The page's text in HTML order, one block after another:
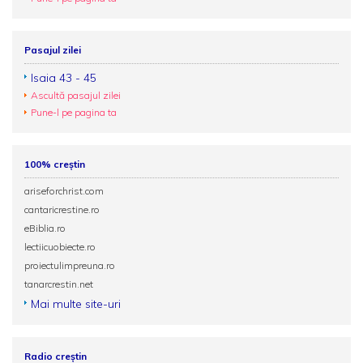
Pasajul zilei
Isaia 43 - 45
Ascultă pasajul zilei
Pune-l pe pagina ta
100% creștin
ariseforchrist.com
cantaricrestine.ro
eBiblia.ro
lectiicuobiecte.ro
proiectulimpreuna.ro
tanarcrestin.net
Mai multe site-uri
Radio creștin